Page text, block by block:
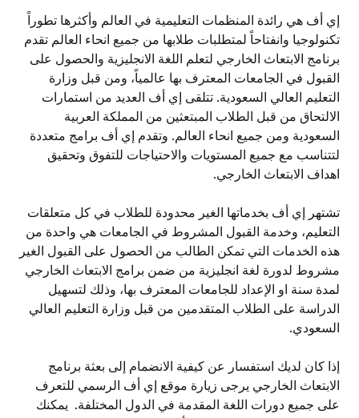
إي أف هي رائدة المنظمات التعليمية في العالم وأكثرها تطوراً
تكنولوجيا وانفتاحاً لمتطلبات طلابها من جميع انحاء العالم تقدم
برنامج الابتعاث الخارجي لتعلم اللغة الانجليزية والحصول على
القبول في الجامعات المعترف بها عالمياً، ومن قبل وزارة
التعليم العالي السعودية. تتلقى إي أف العديد من استمارات
الالتحاق من قبل الطلاب المبتعثين من المملكة العربية
السعودية ومن جميع انحاء العالم. وتقدم إي أف برامج متعددة
لتتناسب مع جميع المستويات والاحتياجات للتفوق وتحقيق
اهداف الابتعاث الخارجي.
تشتهر إي أف بخدماتها الغير محدودة للطلاب في كل متعلقات
التعليم، وخدمة القبول المشروط في الجامعات هي واحدة من
هذه الخدمات التي تمكن الطالب من الحصول على القبول الغير
مشروط لدورة لغة انجليزية من ضمن برامج الابتعاث الخارجي
لمدة سنة او الإعداد للجامعات المعترف بها، وذلك لتسهيل
الدراسة على الطلاب المتقدمين من قبل وزارة التعليم العالي
السعودي.
إذا كان لديك استفسار عن كيفية الانضمام إلى بعثة برنامج
الابتعاث الخارجي يرجى زيارة موقع إي أف الرسمي للتعرف
على جميع دورات اللغة المقدمة في الدول المختلفة. يمكنك